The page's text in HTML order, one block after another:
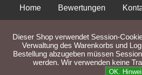
Home Bewertungen
Liefer- und
Dieser Shop verwendet Session-
Verwaltung des Warenkorbs und
Bestellung abzugeben müssen
werden. Wir verwenden keine
OK.